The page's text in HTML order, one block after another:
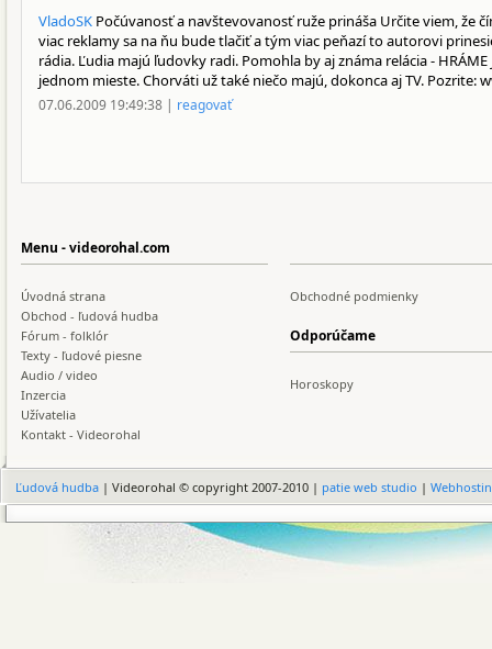
VladoSK Počúvanosť a navštevovanosť ruže prináša Určite viem, že
viac reklamy sa na ňu bude tlačiť a tým viac peňazí to autorovi
rádia. Ľudia majú ľudovky radi. Pomohla by aj známa relácia -
jednom mieste. Chorváti už také niečo majú, dokonca aj TV. Pozrite:
07.06.2009 19:49:38 | reagovať
Menu - videorohal.com
Úvodná strana
Obchod - ľudová hudba
Fórum - folklór
Texty - ľudové piesne
Audio / video
Inzercia
Užívatelia
Kontakt - Videorohal
Obchodné podmienky
Odporúčame
Horoskopy
Ľudová hudba | Videorohal © copyright 2007-2010 | patie web studio |